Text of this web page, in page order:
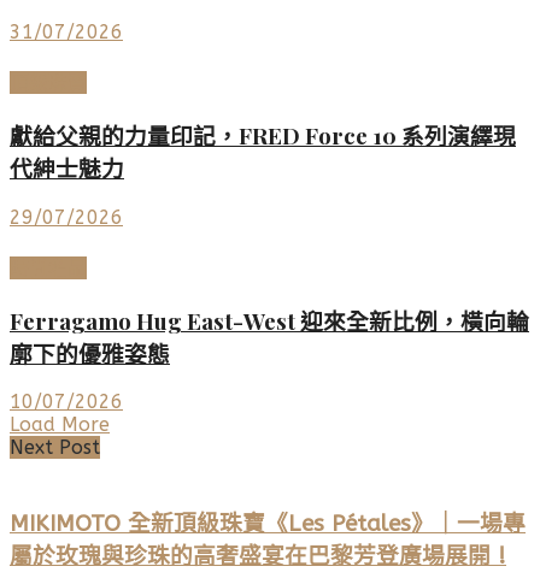
31/07/2026
獻給父親的力量印記，FRED Force 10 系列演繹現
代紳士魅力
29/07/2026
Ferragamo Hug East-West 迎來全新比例，橫向輪
廓下的優雅姿態
10/07/2026
Load More
Next Post
MIKIMOTO 全新頂級珠寶《Les Pétales》｜一場專
屬於玫瑰與珍珠的高奢盛宴在巴黎芳登廣場展開 !